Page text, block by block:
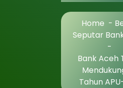
Home -
Seputar
-
Bank Aceh
Tahun